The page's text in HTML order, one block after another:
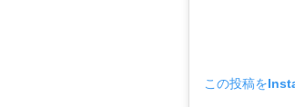
この投稿を